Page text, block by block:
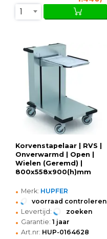
1
Korvenstapelaar | RVS |
Onverwarmd | Open |
Wielen (Geremd) |
800x558x900(h)mm
• Merk: HUPFER
• voorraad controleren
• Levertijd: zoeken
• Garantie: 1 jaar
• Art.nr: HUP-0164628